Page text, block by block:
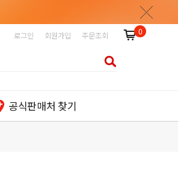
로그인 회원가입 주문조회 0
공식판매처 찾기